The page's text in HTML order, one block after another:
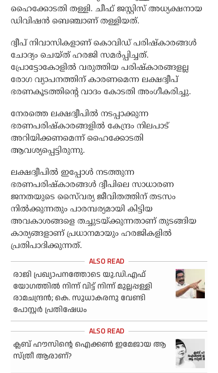
ഹൈക്കോടതി തള്ളി. ചീഫ് ജസ്റ്റിസ് അധ്യക്ഷനായ
ഡിവിഷന്‍ ബെഞ്ചാണ് തള്ളിയത്.
ദ്വീപ് നിവാസികളാണ് കൊവിഡ് പരിഷ്‌കാരങ്ങള്‍
ചോദ്യം ചെയ്ത് ഹരജി സമര്‍പ്പിച്ചത്.
പ്രോട്ടോകോളില്‍ വരുത്തിയ പരിഷ്‌കാരങ്ങളല്ല
രോഗ വ്യാപനത്തിന് കാരണമെന്ന ലക്ഷദ്വീപ്
ഭരണകൂടത്തിന്റെ വാദം കോടതി അംഗീകരിച്ചു.
നേരത്തെ ലക്ഷദ്വീപില്‍ നടപ്പാക്കുന്ന
ഭരണപരിഷ്‌കാരങ്ങളില്‍ കേന്ദ്രം നിലപാട്
അറിയിക്കണമെന്ന് ഹൈക്കോടതി
ആവശ്യപ്പെട്ടിരുന്നു.
ലക്ഷദ്വീപില്‍ ഇപ്പോള്‍ നടത്തുന്ന
ഭരണപരിഷ്‌കാരങ്ങള്‍ ദ്വീപിലെ സാധാരണ
ജനതയുടെ സൈ്വര്യ ജീവിതത്തിന് തടസം
നില്‍ക്കുന്നതും പാരമ്പര്യമായി കിട്ടിയ
അവകാശങ്ങളെ തച്ചുടയ്ക്കുന്നതാണ് തുടങ്ങിയ
കാര്യങ്ങളാണ് പ്രധാനമായും ഹരജികളില്‍
പ്രതിപാദിക്കുന്നത്.
രാജി പ്രഖ്യാപനത്തോടെ യു.ഡി.എഫ്
യോഗത്തില്‍ നിന്ന് വിട്ട് നിന്ന് മുല്ലപ്പള്ളി
രാമചന്ദ്രന്‍; കെ. സുധാകരനു വേണ്ടി
പോസ്റ്റര്‍ പ്രതിഷേധം
ക്ലബ് ഹൗസിന്റെ ഐക്കണ്‍ ഇമേജായ ആ
സ്ത്രീ ആരാണ്?